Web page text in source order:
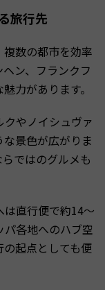
旅行先
複数の都市を効率
ン、フランクフ
力があります。
やノイシュヴァ
景色が広がりま
ではのグルメも
は直行便で約14〜
パ各地へのハブ空
起点としても便